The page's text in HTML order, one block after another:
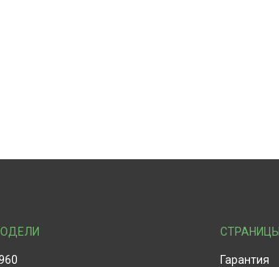
СТРАНИЦЫ
Гарантия